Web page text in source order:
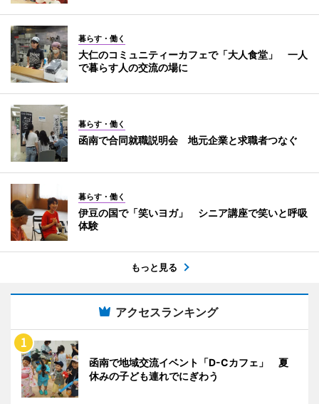
暮らす・働く
大仁のコミュニティーカフェで「大人食堂」 一人
で暮らす人の交流の場に
暮らす・働く
函南で合同就職説明会 地元企業と求職者つなぐ
暮らす・働く
伊豆の国で「笑いヨガ」 シニア講座で笑いと呼吸
体験
もっと見る
アクセスランキング
函南で地域交流イベント「D-Cカフェ」 夏
休みの子ども連れでにぎわう